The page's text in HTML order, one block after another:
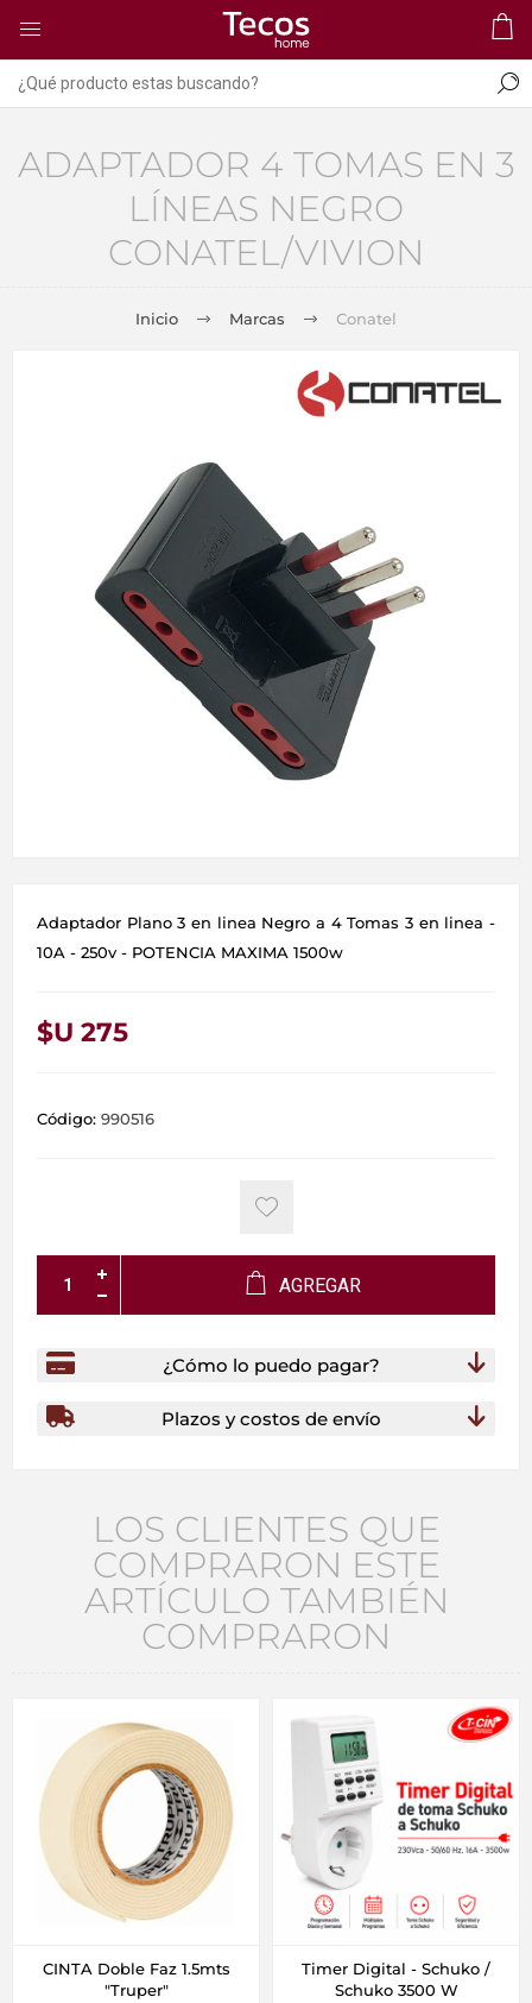
ADAPTADOR 4 TOMAS EN 3
LÍNEAS NEGRO
CONATEL/VIVION
Inicio Marcas Conatel
Adaptador Plano 3 en linea Negro a 4 Tomas 3 en linea -
10A - 250v - POTENCIA MAXIMA 1500w
$U 275
Código: 990516
AGREGAR
¿Cómo lo puedo pagar?
Plazos y costos de envío
LOS CLIENTES QUE
COMPRARON ESTE
ARTÍCULO TAMBIÉN
COMPRARON
CINTA Doble Faz 1.5mts
"Truper"
Timer Digital - Schuko /
Schuko 3500 W